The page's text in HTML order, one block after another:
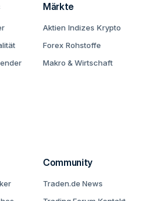
Märkte
Aktien Indizes Krypto
Forex Rohstoffe
Makro & Wirtschaft
Community
Traden.de News